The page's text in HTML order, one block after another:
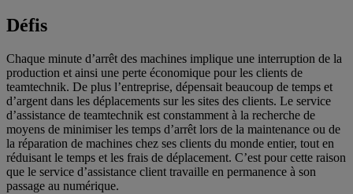
Défis
Chaque minute d’arrêt des machines implique une interruption de la
production et ainsi une perte économique pour les clients de
teamtechnik. De plus l’entreprise, dépensait beaucoup de temps et
d’argent dans les déplacements sur les sites des clients. Le service
d’assistance de teamtechnik est constamment à la recherche de
moyens de minimiser les temps d’arrêt lors de la maintenance ou de
la réparation de machines chez ses clients du monde entier, tout en
réduisant le temps et les frais de déplacement. C’est pour cette raison
que le service d’assistance client travaille en permanence à son
passage au numérique.